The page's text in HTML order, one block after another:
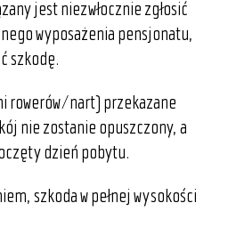
jest niezwłocznie zgłosić
wyposażenia pensjonatu,
szkodę.
rowerów/nart) przekazane
nie zostanie opuszczony, a
dzień pobytu.
szkoda w pełnej wysokości